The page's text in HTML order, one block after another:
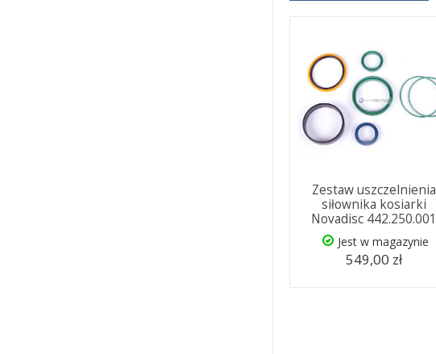
Zestaw uszczelnienia
siłownika kosiarki
Novadisc 442.250.001
Jest w magazynie
549,00 zł